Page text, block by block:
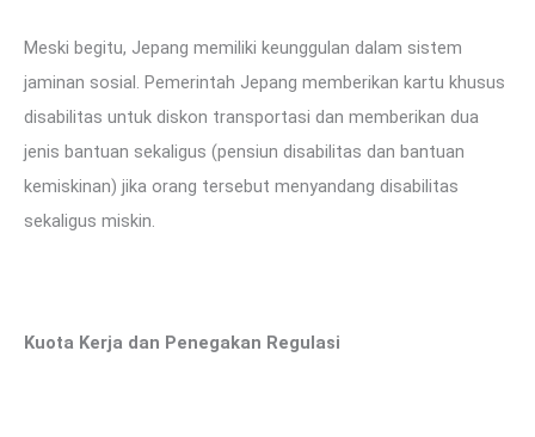
Meski begitu, Jepang memiliki keunggulan dalam sistem
jaminan sosial. Pemerintah Jepang memberikan kartu khusus
disabilitas untuk diskon transportasi dan memberikan dua
jenis bantuan sekaligus (pensiun disabilitas dan bantuan
kemiskinan) jika orang tersebut menyandang disabilitas
sekaligus miskin.
Kuota Kerja dan Penegakan Regulasi